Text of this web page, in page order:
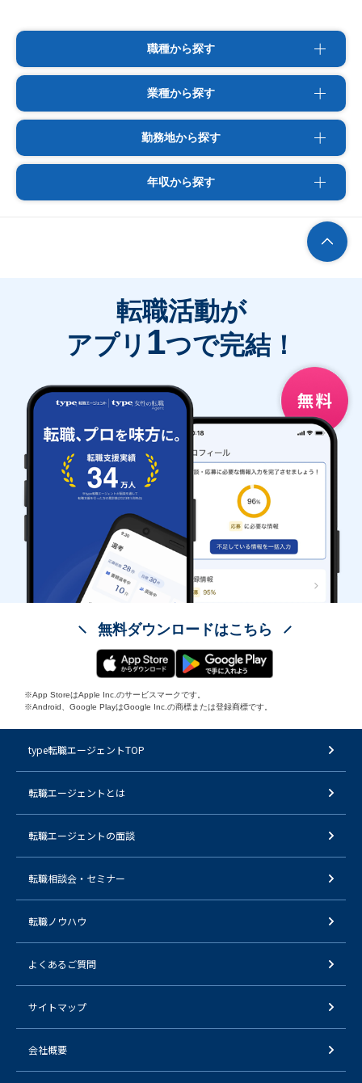
職種から探す
業種から探す
勤務地から探す
年収から探す
転職活動が
アプリ 1つで完結！
無料ダウンロードはこちら
※App StoreはApple Inc.のサービスマークです。
※Android、Google PlayはGoogle Inc.の商標または登録商標です。
type転職エージェントTOP
転職エージェントとは
転職エージェントの面談
転職相談会・セミナー
転職ノウハウ
よくあるご質問
サイトマップ
会社概要